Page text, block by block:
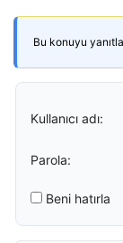
Bu konuyu
Kullanıcı adı:
Parola:
Beni hatırla